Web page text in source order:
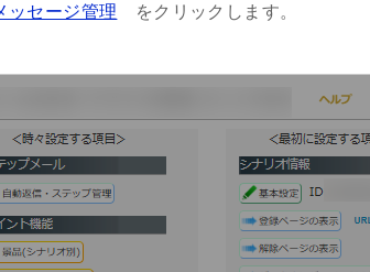
ッセージ管理 をクリックします。